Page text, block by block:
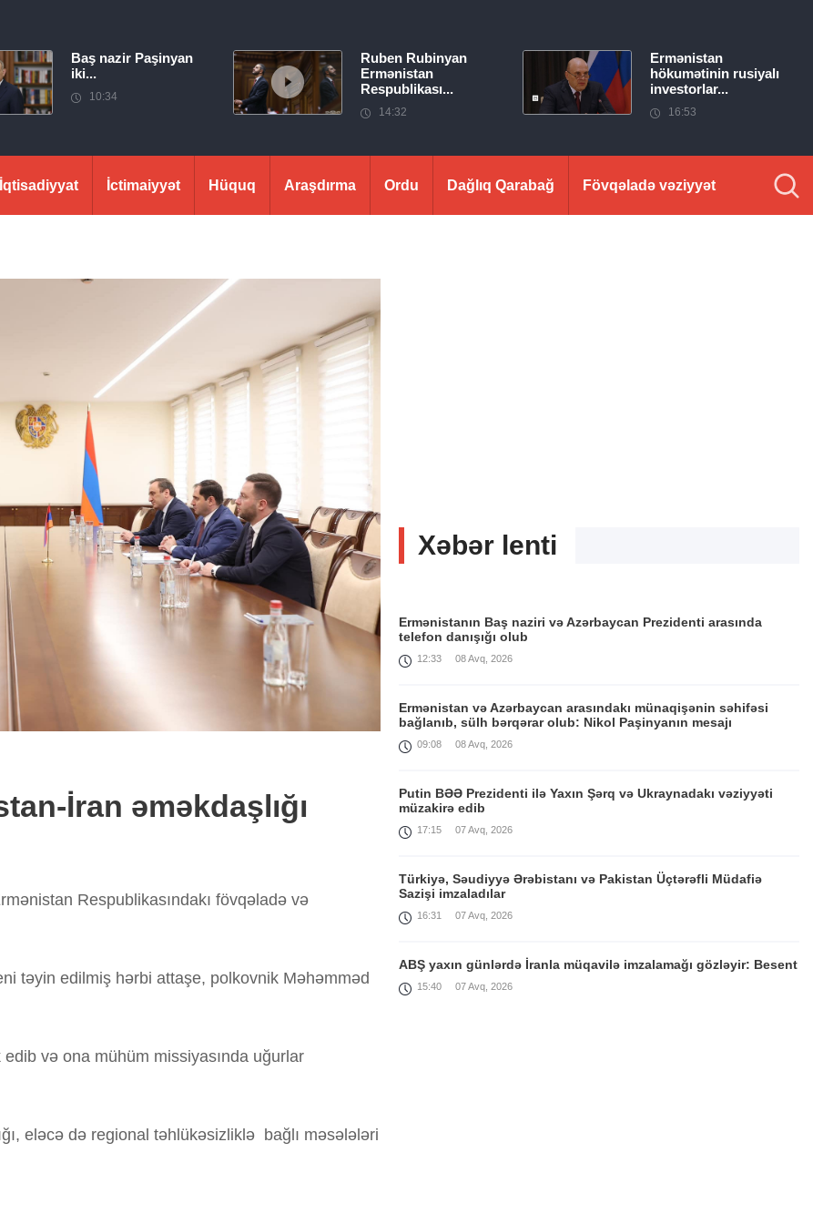
Baş nazir Paşinyan
iki...
10:34
Ruben Rubinyan
Ermənistan
Respublikası...
14:32
Ermənistan
hökumətinin rusiyalı
investorlar...
16:53
İqtisadiyyat İctimaiyyət Hüquq Araşdırma Ordu Dağlıq Qarabağ Fövqəladə vəziyyət
İran əməkdaşlığı
Respublikasındakı fövqəladə və
təyin edilmiş hərbi attaşe, polkovnik Məhəmməd
və ona mühüm missiyasında uğurlar
eləcə də regional təhlükəsizliklə bağlı məsələləri
Xəbər lenti
Ermənistanın Baş naziri və Azərbaycan Prezidenti arasında
telefon danışığı olub
12:33 08 Avq, 2026
Ermənistan və Azərbaycan arasındakı münaqişənin səhifəsi
bağlanıb, sülh bərqərar olub: Nikol Paşinyanın mesajı
09:08 08 Avq, 2026
Putin BƏƏ Prezidenti ilə Yaxın Şərq və Ukraynadakı vəziyyəti
müzakirə edib
17:15 07 Avq, 2026
Türkiyə, Səudiyyə Ərəbistanı və Pakistan Üçtərəfli Müdafiə
Sazişi imzaladılar
16:31 07 Avq, 2026
ABŞ yaxın günlərdə İranla müqavilə imzalamağı gözləyir: Besent
15:40 07 Avq, 2026